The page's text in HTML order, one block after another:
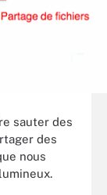
sauter des
des
nous